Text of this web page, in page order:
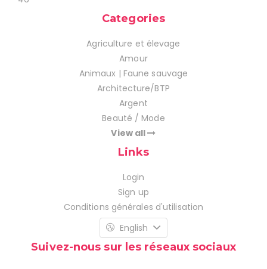
Categories
Agriculture et élevage
Amour
Animaux | Faune sauvage
Architecture/BTP
Argent
Beauté / Mode
View all
Links
Login
Sign up
Conditions générales d'utilisation
English
Suivez-nous sur les réseaux sociaux